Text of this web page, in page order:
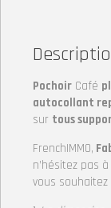
Pochoir Café
autocollant
sur tous
FrenchIMMO,
n’hésitez pas à
vous souhaitez